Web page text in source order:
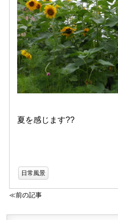
夏を感じます??
日常風景
≪前の記事